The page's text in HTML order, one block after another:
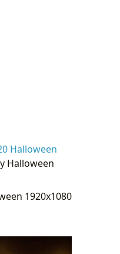
Halloween
Halloween
1920x1080